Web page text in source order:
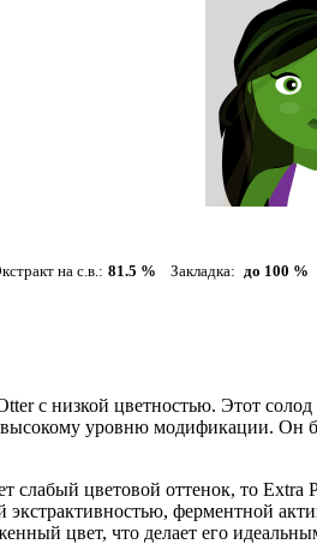
на с.в.: 81.5 % Закладка: до 100 %
с низкой цветностью. Этот
уровню модификации. Он
цветовой оттенок, то Extra
ферментной
цвет, что делает его